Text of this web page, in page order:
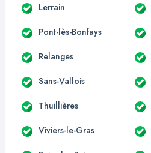
Lerrain
Pont-lès-Bonfays
Relanges
Sans-Vallois
Thuillières
Viviers-le-Gras